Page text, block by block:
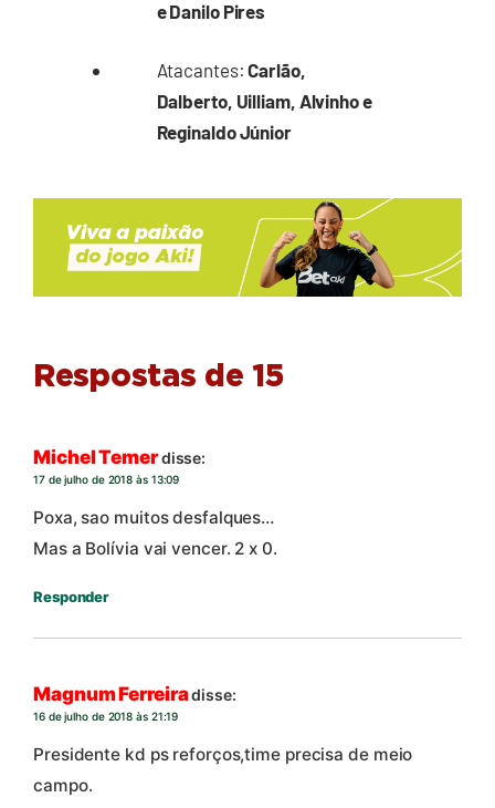
e Danilo Pires
Atacantes: Carlão,
Dalberto, Uilliam, Alvinho e
Reginaldo Júnior
Respostas de 15
Michel Temerdisse:
17 de julho de 2018 às 13:09
Poxa, sao muitos desfalques…
Mas a Bolívia vai vencer. 2 x 0.
Responder
Magnum Ferreiradisse:
16 de julho de 2018 às 21:19
Presidente kd ps reforços,time precisa de meio
campo.